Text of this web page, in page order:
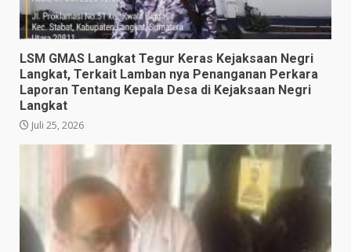
LSM GMAS Langkat Tegur Keras Kejaksaan Negri
Langkat, Terkait Lamban nya Penanganan Perkara
Laporan Tentang Kepala Desa di Kejaksaan Negri
Langkat
Juli 25, 2026